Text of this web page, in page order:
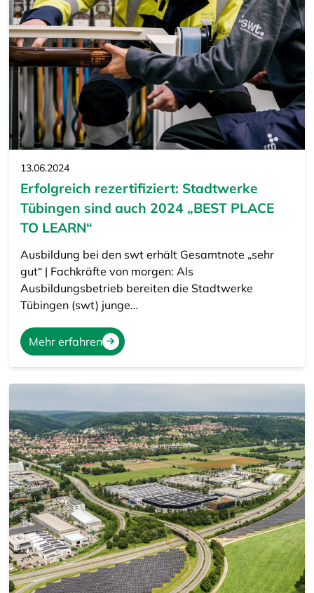
13.06.2024
Erfolgreich rezertifiziert: Stadtwerke
Tübingen sind auch 2024 „BEST PLACE
TO LEARN“
Ausbildung bei den swt erhält Gesamtnote „sehr
gut“ | Fachkräfte von morgen: Als
Ausbildungsbetrieb bereiten die Stadtwerke
Tübingen (swt) junge…
Mehr erfahren